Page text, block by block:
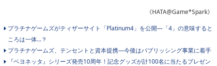
《HATA@Game*Spark》
プラチナゲームズがティザーサイト「Platinum4」を公開―「4」の意味すると
ころは一体…？
プラチナゲームズ、テンセントと資本提携―今後はパブリッシング事業に着手
『ベヨネッタ』シリーズ発売10周年！記念グッズが計100名に当たるプレゼン